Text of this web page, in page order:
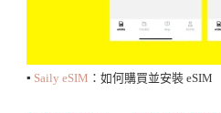
▪️ Saily eSIM ：如何購買並安裝 eSIM